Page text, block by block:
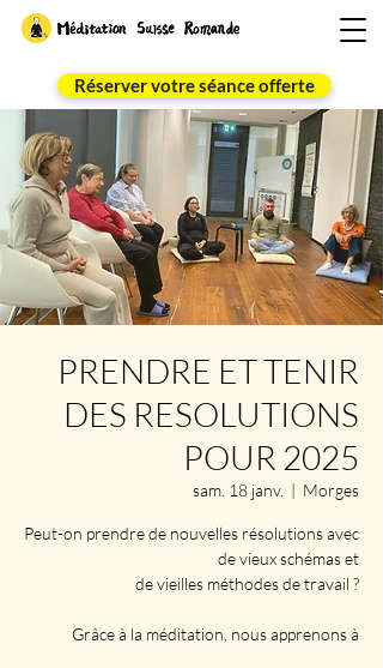
Réserver votre séance offerte
PRENDRE ET TENIR
DES RESOLUTIONS
POUR 2025
sam. 18 janv.
  |
Morges
Peut-on prendre de nouvelles résolutions avec
de vieux schémas et
de vieilles méthodes de travail ?
Grâce à la méditation, nous apprenons à